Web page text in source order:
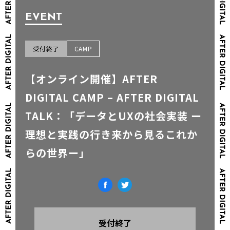
EVENT
受付終了 CAMP
【オンライン開催】AFTER
DIGITAL CAMP – AFTER DIGITAL
TALK：「データとUXの社会実装 ー
理想と実践の行き来から見るこれか
らの世界ー」
受付終了